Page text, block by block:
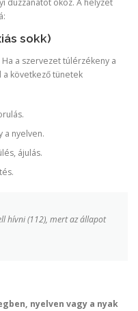
sokk)
a szervezet túlérzékeny a
következő tünetek
a nyelven.
ájulás.
hívni (112), mert az állapot
nyelven vagy a nyak